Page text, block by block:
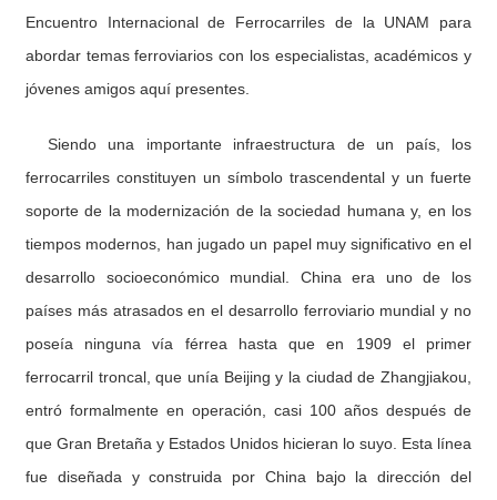
Encuentro Internacional de Ferrocarriles de la UNAM para
abordar temas ferroviarios con los especialistas, académicos y
jóvenes amigos aquí presentes.
Siendo una importante infraestructura de un país, los
ferrocarriles constituyen un símbolo trascendental y un fuerte
soporte de la modernización de la sociedad humana y, en los
tiempos modernos, han jugado un papel muy significativo en el
desarrollo socioeconómico mundial. China era uno de los
países más atrasados en el desarrollo ferroviario mundial y no
poseía ninguna vía férrea hasta que en 1909 el primer
ferrocarril troncal, que unía Beijing y la ciudad de Zhangjiakou,
entró formalmente en operación, casi 100 años después de
que Gran Bretaña y Estados Unidos hicieran lo suyo. Esta línea
fue diseñada y construida por China bajo la dirección del